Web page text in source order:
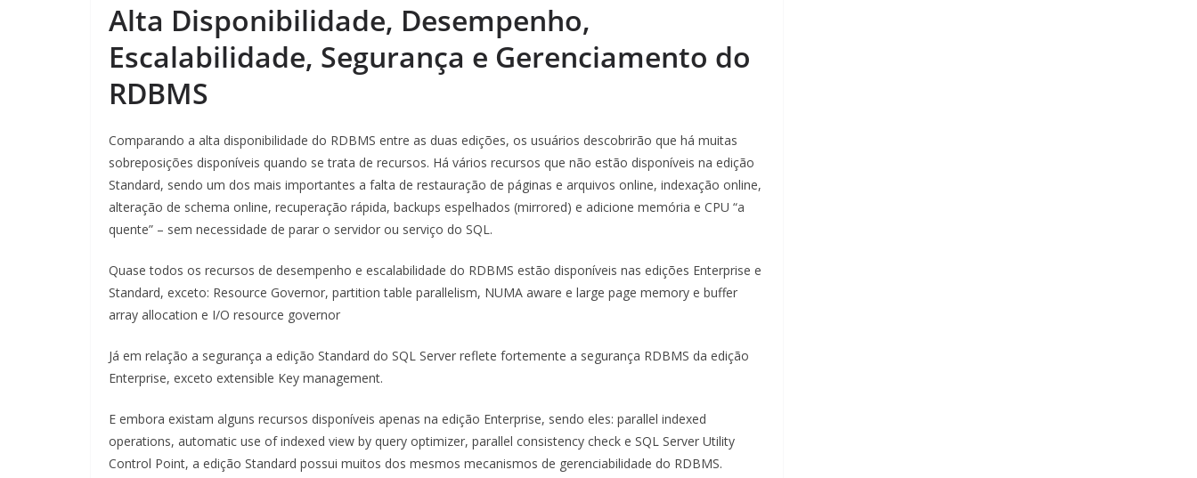
Alta Disponibilidade, Desempenho,
Escalabilidade, Segurança e Gerenciamento do
RDBMS
Comparando a alta disponibilidade do RDBMS entre as duas edições, os usuários descobrirão que há muitas
sobreposições disponíveis quando se trata de recursos. Há vários recursos que não estão disponíveis na edição
Standard, sendo um dos mais importantes a falta de restauração de páginas e arquivos online, indexação online,
alteração de schema online, recuperação rápida, backups espelhados (mirrored) e adicione memória e CPU “a
quente” – sem necessidade de parar o servidor ou serviço do SQL.
Quase todos os recursos de desempenho e escalabilidade do RDBMS estão disponíveis nas edições Enterprise e
Standard, exceto: Resource Governor, partition table parallelism, NUMA aware e large page memory e buffer
array allocation e I/O resource governor
Já em relação a segurança a edição Standard do SQL Server reflete fortemente a segurança RDBMS da edição
Enterprise, exceto extensible Key management.
E embora existam alguns recursos disponíveis apenas na edição Enterprise, sendo eles: parallel indexed
operations, automatic use of indexed view by query optimizer, parallel consistency check e SQL Server Utility
Control Point, a edição Standard possui muitos dos mesmos mecanismos de gerenciabilidade do RDBMS.